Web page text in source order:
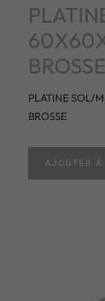
BROSSE
PLATINE SOL/
BROSSE
AJOUTER